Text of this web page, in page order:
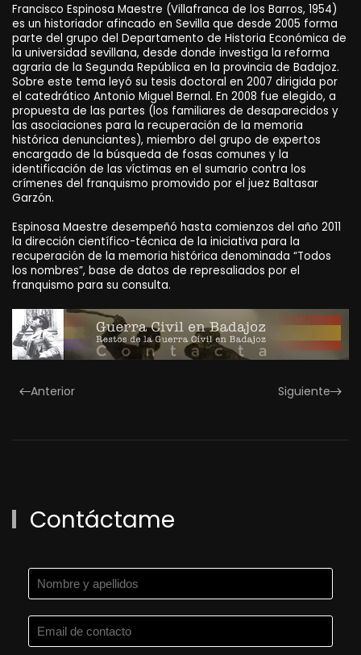
Francisco Espinosa Maestre (Villafranca de los Barros, 1954)
es un historiador afincado en Sevilla que desde 2005 forma
parte del grupo del Departamento de Historia Económica de
la universidad sevillana, desde donde investiga la reforma
agraria de la Segunda República en la provincia de Badajoz.
Sobre este tema leyó su tesis doctoral en 2007 dirigida por
el catedrático Antonio Miguel Bernal. En 2008 fue elegido, a
propuesta de las partes (los familiares de desaparecidos y
las asociaciones para la recuperación de la memoria
histórica denunciantes), miembro del grupo de expertos
encargado de la búsqueda de fosas comunes y la
identificación de las víctimas en el sumario contra los
crímenes del franquismo promovido por el juez Baltasar
Garzón.
Espinosa Maestre desempeñó hasta comienzos del año 2011
la dirección científico-técnica de la iniciativa para la
recuperación de la memoria histórica denominada “Todos
los nombres”, base de datos de represaliados por el
franquismo para su consulta.
Anterior Siguiente
Contáctame